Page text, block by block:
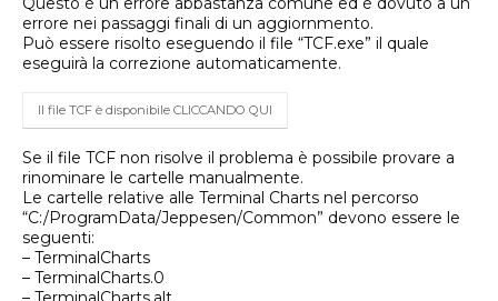
errore nei passaggi finali di un aggiornmento.
Può essere risolto eseguendo il file “TCF.exe” il quale
eseguirà la correzione automaticamente.
Il file TCF è disponibile CLICCANDO QUI
Se il file TCF non risolve il problema è possibile provare a
rinominare le cartelle manualmente.
Le cartelle relative alle Terminal Charts nel percorso
“C:/ProgramData/Jeppesen/Common” devono essere le
seguenti:
– TerminalCharts
– TerminalCharts.0